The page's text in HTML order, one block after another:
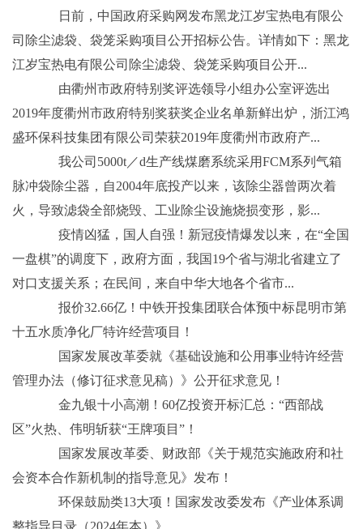
日前，中国政府采购网发布黑龙江岁宝热电有限公
司除尘滤袋、袋笼采购项目公开招标公告。详情如下：黑龙
江岁宝热电有限公司除尘滤袋、袋笼采购项目公开...
由衢州市政府特别奖评选领导小组办公室评选出
2019年度衢州市政府特别奖获奖企业名单新鲜出炉，浙江鸿
盛环保科技集团有限公司荣获2019年度衢州市政府产...
我公司5000t／d生产线煤磨系统采用FCM系列气箱
脉冲袋除尘器，自2004年底投产以来，该除尘器曾两次着
火，导致滤袋全部烧毁、工业除尘设施烧损变形，影...
疫情凶猛，国人自强！新冠疫情爆发以来，在“全国
一盘棋”的调度下，政府方面，我国19个省与湖北省建立了
对口支援关系；在民间，来自中华大地各个省市...
报价32.66亿！中铁开投集团联合体预中标昆明市第
十五水质净化厂特许经营项目！
国家发展改革委就《基础设施和公用事业特许经营
管理办法（修订征求意见稿）》公开征求意见！
金九银十小高潮！60亿投资开标汇总：“西部战
区”火热、伟明斩获“王牌项目”！
国家发展改革委、财政部《关于规范实施政府和社
会资本合作新机制的指导意见》发布！
环保鼓励类13大项！国家发改委发布《产业体系调
整指导目录（2024年本）》